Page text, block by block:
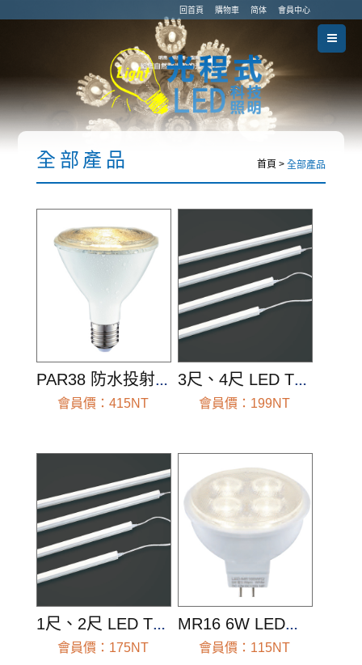
回首頁 購物車 简体 會員中心
全部產品 首頁 >全部產品
PAR38 防水投射燈泡
會員價：415NT 會員價：199NT
1尺、2尺 LED T5 全電壓支架燈
會員價：175NT 會員價：115NT